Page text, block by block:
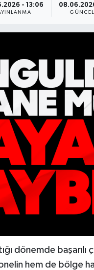
- 13:06
dönemde başarılı
hem de bölge